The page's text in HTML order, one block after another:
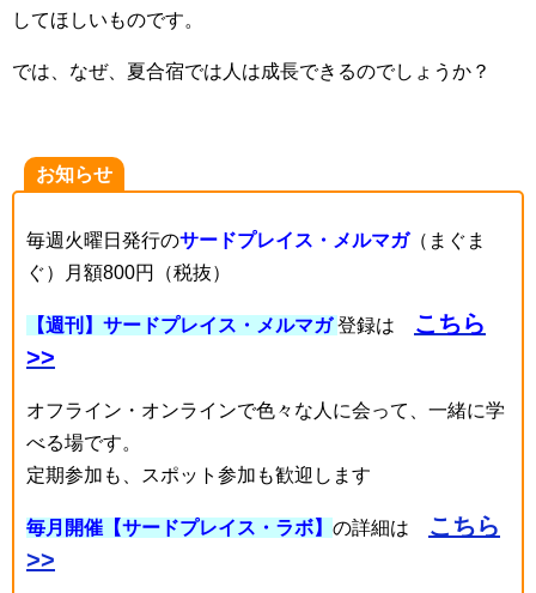
してほしいものです。
では、なぜ、夏合宿では人は成長できるのでしょうか？
お知らせ
毎週火曜日発行のサードプレイス・メルマガ（まぐま
ぐ）月額800円（税抜）
【週刊】サードプレイス・メルマガ 登録は
こちら
>>
オフライン・オンラインで色々な人に会って、一緒に学
べる場です。
定期参加も、スポット参加も歓迎します
毎月開催【サードプレイス・ラボ】 の詳細は
こちら
>>